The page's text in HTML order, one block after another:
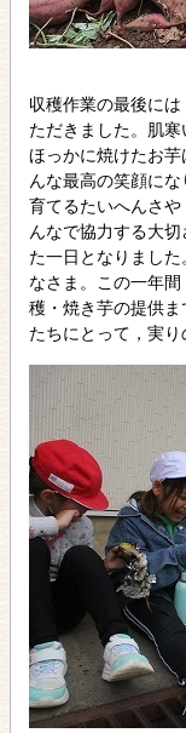
収穫作業の最後に
ただきました。肌
ほっかに焼けたお
んな最高の笑顔に
育てるたいへんさ
んなで協力する大
た一日となりまし
なさま。この一年
穫・焼き芋の提供
たちにとって，実り